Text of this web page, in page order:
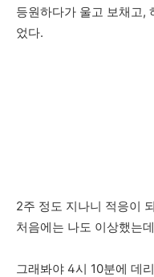
등원하다가 울고 보채고,
었다.
2주 정도 지나니 적응이
처음에는 나도 이상했는
그래봐야 4시 10분에 데